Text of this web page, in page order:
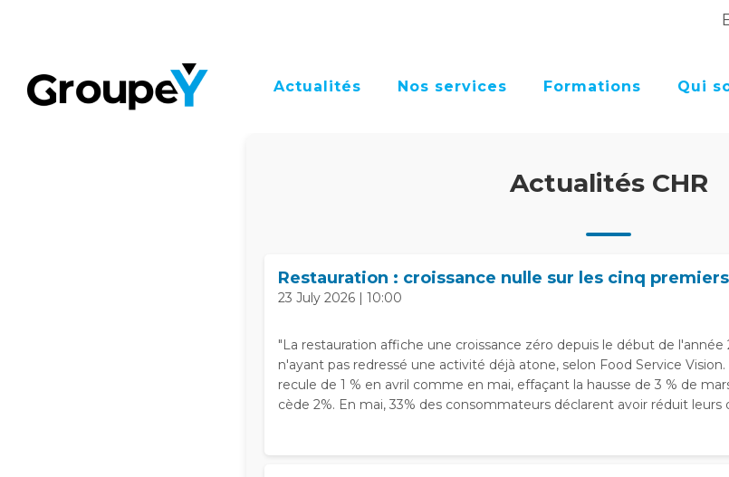
Actualités Nos services Formations Qui
Actualités CHR
Restauration : croissance nulle sur les cinq
23 July 2026 | 10:00
"La restauration affiche une croissance zéro depuis le début de
n'ayant pas redressé une activité déjà atone, selon Food Service
recule de 1 % en avril comme en mai, effaçant la hausse de 3 % de
cède 2%. En mai, 33% des consommateurs déclarent avoir réduit leurs